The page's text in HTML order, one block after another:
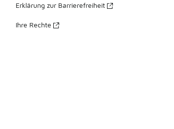
Erklärung zur Barrierefreiheit
Ihre Rechte